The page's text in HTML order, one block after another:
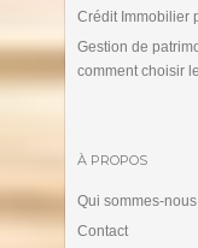
Crédit Immobilier
Gestion de
comment choisir
À PROPOS
Qui sommes-nous
Contact